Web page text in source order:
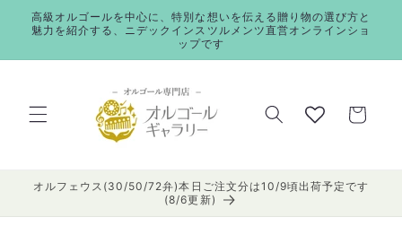
ンツに
進む
高級オルゴールを中心に、特別な想いを伝える贈り物の選び方と
魅力を紹介する、ニデックインスツルメンツ直営オンラインショ
ップです
ー
オルフェウス(30/50/72弁)本日ご注文分は10/9頃出荷予定です
(8/6更新)